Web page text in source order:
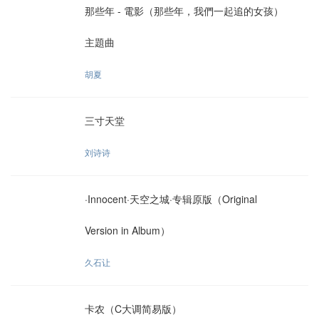
那些年 - 電影（那些年，我們一起追的女孩）
主題曲
胡夏
三寸天堂
刘诗诗
·Innocent·天空之城·专辑原版（Original
Version in Album）
久石让
卡农（C大调简易版）